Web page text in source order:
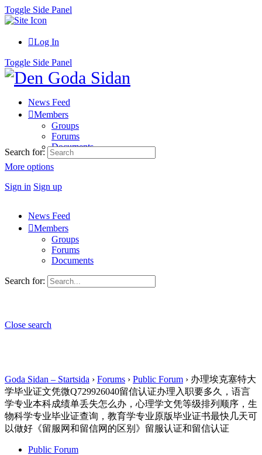
Toggle Side Panel
Log In
Toggle Side Panel
News Feed
Members
Groups
Forums
Documents
More options
Sign in Sign up
Search for:
News Feed
Members
Groups
Forums
Documents
Search for:
Close search
Goda Sidan – Startsida › Forums › Public Forum › 办理埃克塞特大
学毕业证文凭微Q729926040留信认证办理入职要多久，语言
学专业本科成绩单丢失怎么办，心理学文凭等级排列顺序，生
物科学专业毕业证查询，教育学专业原版毕业证书最快几天可
以做好《留服网和留信网的区别》留服认证和留信认证
Public Forum